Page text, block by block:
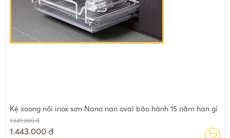
Kệ xoong nồi inox sơn Nano nan oval bảo hành 15 năm han gỉ
1.641.000 đ
1.443.000 đ